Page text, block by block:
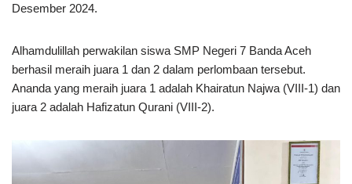
Desember 2024.
Alhamdulillah perwakilan siswa SMP Negeri 7 Banda Aceh
berhasil meraih juara 1 dan 2 dalam perlombaan tersebut.
Ananda yang meraih juara 1 adalah Khairatun Najwa (VIII-1) dan
juara 2 adalah Hafizatun Qurani (VIII-2).